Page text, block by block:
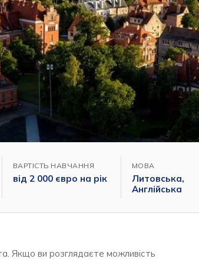
ВАРТІСТЬ НАВЧАННЯ
від 2 000 євро на рік
МОВА
Литовська,
Англійська
Якщо ви розглядаєте можливість